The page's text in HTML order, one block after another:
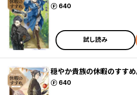
640
ポイント
試し読み
穏やか貴族の休暇のすす
640
ポイント